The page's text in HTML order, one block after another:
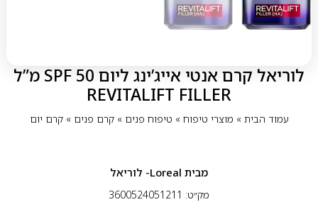
לוריאל קרם אנטי אייג’ינג ליום SPF 50 מ”ל
REVITALIFT FILLER
עמוד הבית» מוצרי טיפוח» טיפוח פנים» קרם פנים» קרם יום
מבית Loreal- לוריאל
מק״ט: 3600524051211